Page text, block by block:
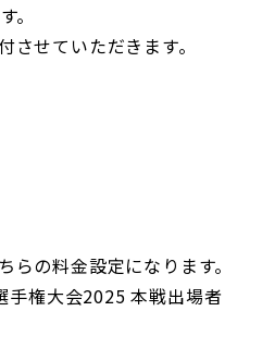
。
させていただきます。
の料金設定になります。
手権大会2025 本戦出場者